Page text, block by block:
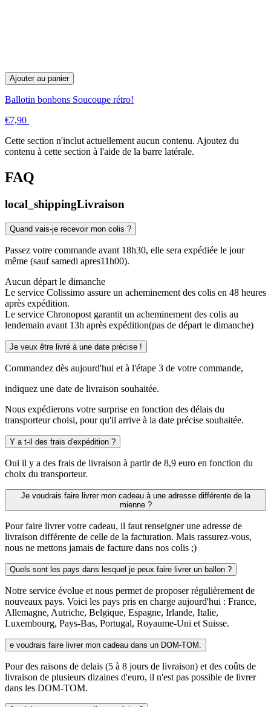
Ajouter au panier
Ballotin bonbons Soucoupe rétro!
€7,90
Cette section n'inclut actuellement aucun contenu. Ajoutez du
contenu à cette section à l'aide de la barre latérale.
FAQ
local_shippingLivraison
Quand vais-je recevoir mon colis ?
Passez votre commande avant 18h30, elle sera expédiée le jour
même (sauf samedi apres11h00).
Aucun départ le dimanche
Le service Colissimo assure un acheminement des colis en 48 heures
après expédition.
Le service Chronopost garantit un acheminement des colis au
lendemain avant 13h après expédition(pas de départ le dimanche)
Je veux être livré à une date précise !
Commandez dès aujourd'hui et à l'étape 3 de votre commande,
indiquez une date de livraison souhaitée.
Nous expédierons votre surprise en fonction des délais du
transporteur choisi, pour qu'il arrive à la date précise souhaitée.
Y a t-il des frais d'expédition ?
Oui il y a des frais de livraison à partir de 8,9 euro en fonction du
choix du transporteur.
Je voudrais faire livrer mon cadeau à une adresse différente de la
mienne ?
Pour faire livrer votre cadeau, il faut renseigner une adresse de
livraison différente de celle de la facturation. Mais rassurez-vous,
nous ne mettons jamais de facture dans nos colis ;)
Quels sont les pays dans lesquel je peux faire livrer un ballon ?
Notre service évolue et nous permet de proposer régulièrement de
nouveaux pays. Voici les pays pris en charge aujourd'hui : France,
Allemagne, Autriche, Belgique, Espagne, Irlande, Italie,
Luxembourg, Pays-Bas, Portugal, Royaume-Uni et Suisse.
e voudrais faire livrer mon cadeau dans un DOM-TOM.
Pour des raisons de delais (5 à 8 jours de livraison) et des coûts de
livraison de plusieurs dizaines d'euro, il n'est pas possible de livrer
dans les DOM-TOM.